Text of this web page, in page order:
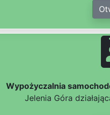
Wypożyczalnia
Jelenia Góra